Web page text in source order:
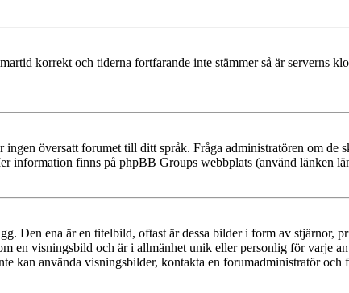
korrekt och tiderna fortfarande inte stämmer så är serverns
översatt forumet till ditt språk. Fråga administratören om de
information finns på phpBB Groups webbplats (använd länken
Den ena är en titelbild, oftast är dessa bilder i form av stjärnor,
en visningsbild och är i allmänhet unik eller personlig för varje
kan använda visningsbilder, kontakta en forumadministratör och